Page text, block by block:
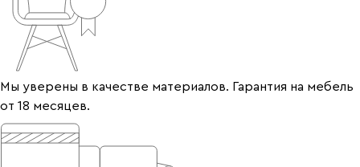
Мы уверены в качестве материалов. Гарантия на мебель
от 18 месяцев.